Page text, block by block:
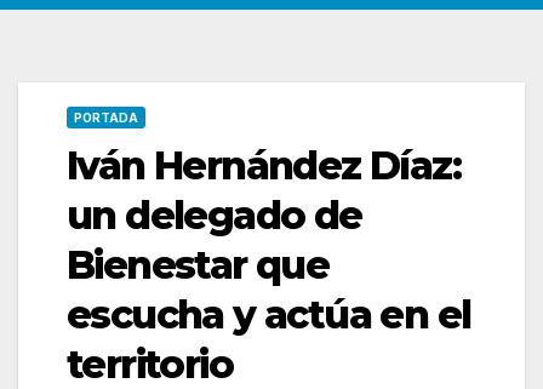
PORTADA
Iván Hernández Díaz:
un delegado de
Bienestar que
escucha y actúa en el
territorio